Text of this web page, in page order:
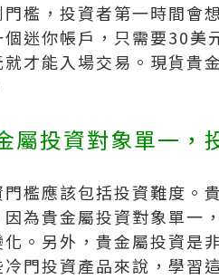
門檻，投資者第一時間會
個迷你帳戶，只需要30美
就才能入場交易。現貨貴
屬投資對象單一，
門檻應該包括投資難度。
因為貴金屬投資對象單一
化。另外，貴金屬投資是
冷門投資產品來說，學習